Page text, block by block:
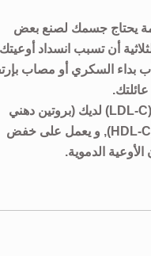
يحتاج جسمك لصنع بعض
أن تسبب انسداد أوعيتك
بداء السكري أو مصاب
يعمل فروزيتور إلى جانب اتباع نظام غذائي على خفض مستوى الكوليسترول (الكوليسترول الضار) (LDL-C) لديك (بروتين دهني
منخفض الكثافة), وزيادة مستوى الكوليسترول “الكوليسترول الجيد” (بروتين دهني عالي الكثافة), (HDL-C), و يعمل على خفض
الدموية.